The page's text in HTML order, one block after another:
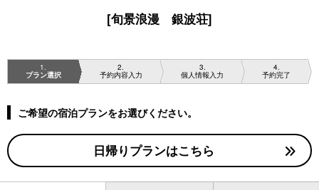
[旬景浪漫 銀波荘]
1
プラン選択
2
予約内容入力
3
個人情報入力
4
予約完了
ご希望の宿泊プランをお選びください。
日帰りプランはこちら